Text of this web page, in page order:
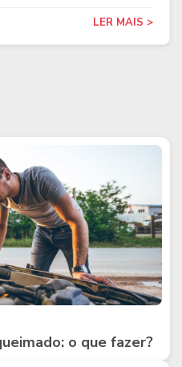
LER MAIS >
o que fazer?